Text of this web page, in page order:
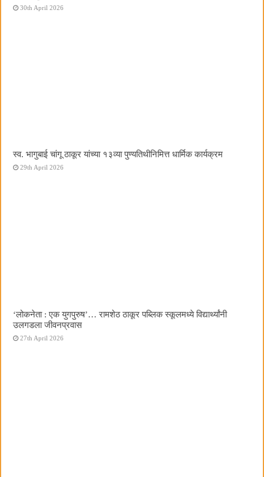
30th April 2026
स्व. भागुबाई चांगू ठाकूर यांच्या १३व्या पुण्यतिथीनिमित्त धार्मिक कार्यक्रम
29th April 2026
‌‘लोकनेता : एक युगपुरुष‌’… रामशेठ ठाकूर पब्लिक स्कूलमध्ये विद्यार्थ्यांनी
उलगडला जीवनप्रवास
27th April 2026